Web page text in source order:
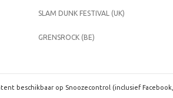
SLAM DUNK FESTIVAL (UK)
GRENSROCK (BE)
beschikbaar op Snoozecontrol (inclusief